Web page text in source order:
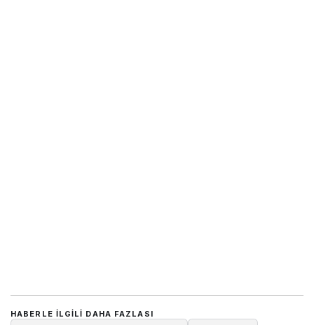
HABERLE ILGILI DAHA FAZLASI